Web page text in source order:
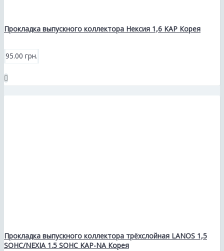
Прокладка выпускного коллектора Нексия 1,6 KAP Корея
95.00 грн.
Прокладка выпускного коллектора трёхслойная LANOS 1,5
SOHC/NEXIA 1.5 SOHC KAP-NA Корея